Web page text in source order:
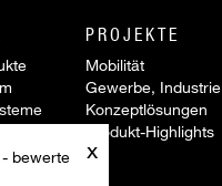
x
bewerte
PROJEKTE
Mobilität
Gewerbe, Industrie
Konzeptlösungen
Produkt-Highlights